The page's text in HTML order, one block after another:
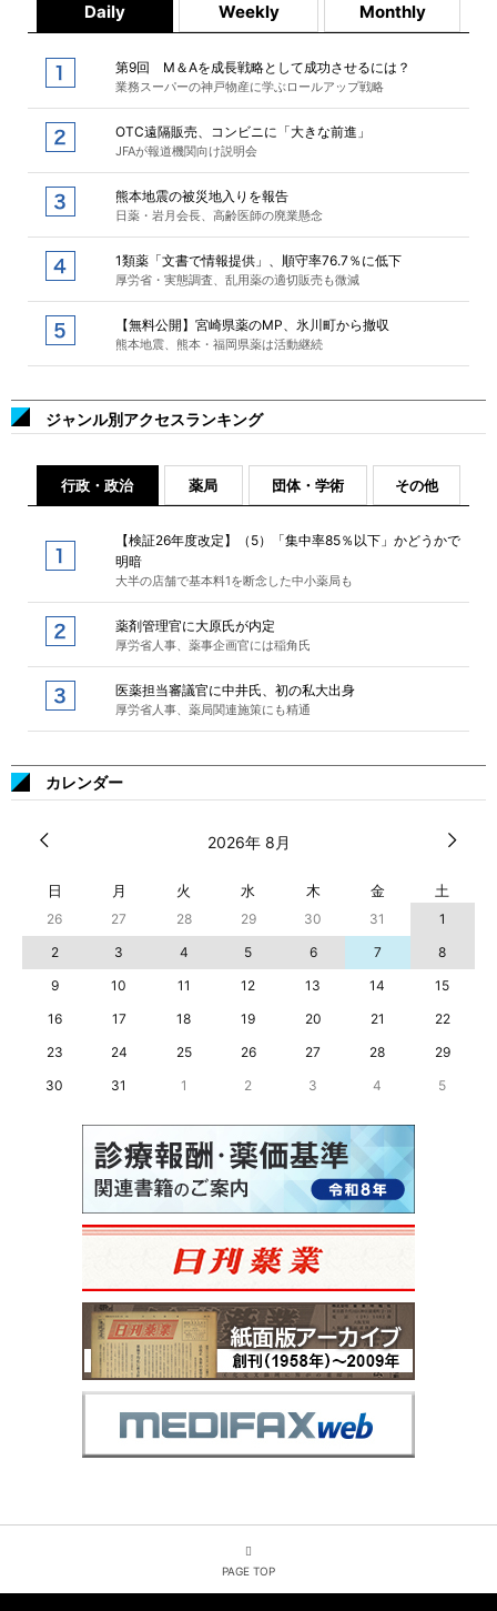
Daily Weekly Monthly
第9回 M＆Aを成長戦略として成功させるには？
業務スーパーの神戸物産に学ぶロールアップ戦略
OTC遠隔販売、コンビニに「大きな前進」
JFAが報道機関向け説明会
熊本地震の被災地入りを報告
日薬・岩月会長、高齢医師の廃業懸念
1類薬「文書で情報提供」、順守率76.7％に低下
厚労省・実態調査、乱用薬の適切販売も微減
【無料公開】宮崎県薬のMP、氷川町から撤収
熊本地震、熊本・福岡県薬は活動継続
ジャンル別アクセスランキング
行政・政治 薬局 団体・学術 その他
【検証26年度改定】（5）「集中率85％以下」かどうかで
明暗
大半の店舗で基本料1を断念した中小薬局も
薬剤管理官に大原氏が内定
厚労省人事、薬事企画官には稲角氏
医薬担当審議官に中井氏、初の私大出身
厚労省人事、薬局関連施策にも精通
カレンダー
2026年 8月
日 月 火 水 木 金 土
26 27 28 29 30 31
1
2
3 4 5 6 7
8
9
10 11 12 13 14
15
16
17 18 19 20 21
22
23
24 25 26 27 28
29
30
31 1 2 3 4 5
PAGE TOP